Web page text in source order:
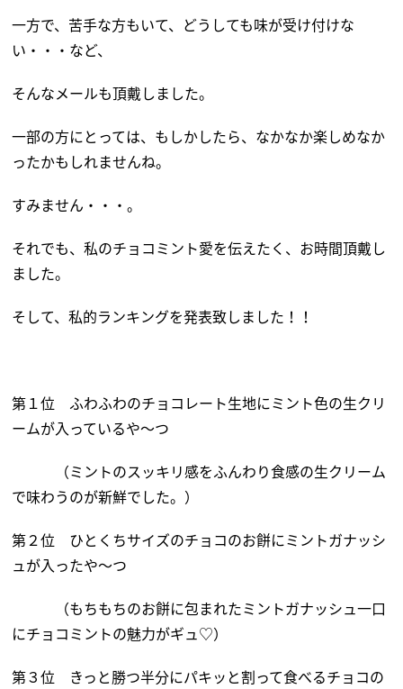
一方で、苦手な方もいて、どうしても味が受け付けな
い・・・など、
そんなメールも頂戴しました。
一部の方にとっては、もしかしたら、なかなか楽しめなか
ったかもしれませんね。
すみません・・・。
それでも、私のチョコミント愛を伝えたく、お時間頂戴し
ました。
そして、私的ランキングを発表致しました！！
第１位 ふわふわのチョコレート生地にミント色の生クリ
ームが入っているや～つ
（ミントのスッキリ感をふんわり食感の生クリーム
で味わうのが新鮮でした。）
第２位 ひとくちサイズのチョコのお餅にミントガナッシ
ュが入ったや～つ
（もちもちのお餅に包まれたミントガナッシュ一口
にチョコミントの魅力がギュ♡）
第３位 きっと勝つ半分にパキッと割って食べるチョコの